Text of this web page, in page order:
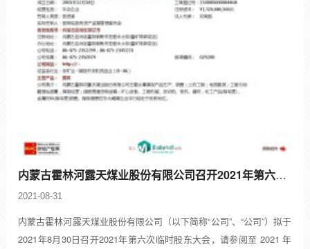
内蒙古霍林河露天煤业股份有限公司召开2021年第六次临时股东大会决议
2021-08-31
内蒙古霍林河露天煤业股份有限公司（以下简称“公司”、“公司”）拟于
2021年8月30日召开2021年第六次临时股东大会，请参阅至 2021 年